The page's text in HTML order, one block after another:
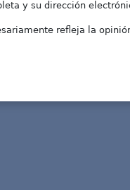
y su dirección
refleja la